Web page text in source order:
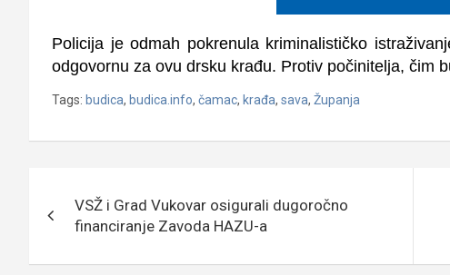
Policija je odmah pokrenula kriminalističko
odgovornu za ovu drsku krađu. Protiv počinitelja, čim
Tags: budica, budica.info, čamac, krađa, sava, Županja
objava
VSŽ i Grad Vukovar osigurali dugoročno
financiranje Zavoda HAZU-a